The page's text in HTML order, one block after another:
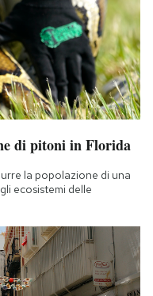
di pitoni in Florida
la popolazione di una
ecosistemi delle